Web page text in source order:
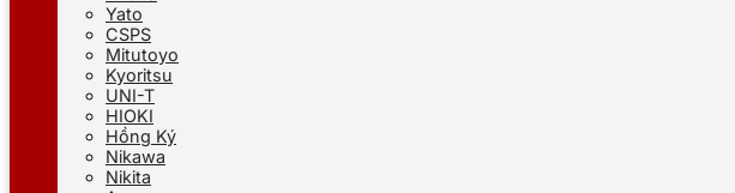
Yato
CSPS
Mitutoyo
Kyoritsu
UNI-T
HIOKI
Hồng Ký
Nikawa
Nikita